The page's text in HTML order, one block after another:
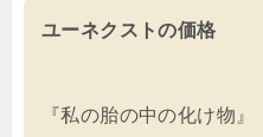
ユーネクストの価格
『私の胎の中の化け物』